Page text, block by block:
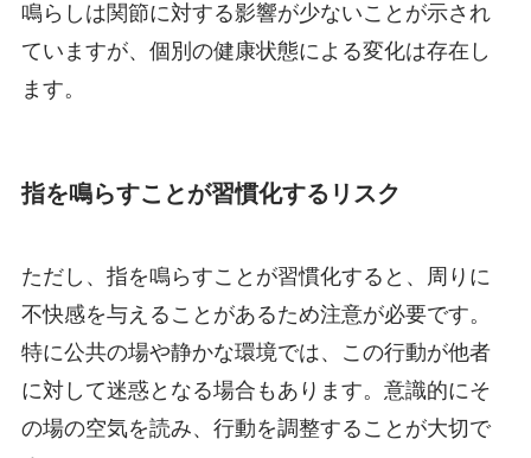
鳴らしは関節に対する影響が少ないことが示され
ていますが、個別の健康状態による変化は存在し
ます。
指を鳴らすことが習慣化するリスク
ただし、指を鳴らすことが習慣化すると、周りに
不快感を与えることがあるため注意が必要です。
特に公共の場や静かな環境では、この行動が他者
に対して迷惑となる場合もあります。意識的にそ
の場の空気を読み、行動を調整することが大切で